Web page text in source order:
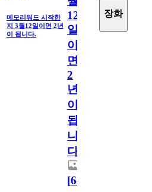
메모리워드 시작한
지 3월12일이면 2년
이 됩니다.
12
일
이
면
2
년
이
됩
니
다.
[64
장화